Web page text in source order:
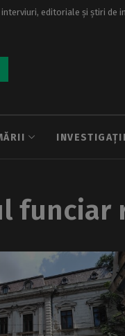
editoriale și știri de
INVESTIGAȚII
funciar